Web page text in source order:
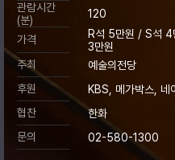
관람시간
(분)
120
가격
R석 5만원 / S석 4
3만원
주최
예술의전당
후원
KBS, 메가박스, 네
협찬
한화
문의
02-580-1300